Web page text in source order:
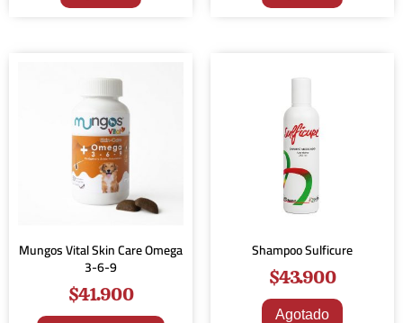
Mungos Vital Skin Care Omega
3-6-9
$41.900
Shampoo Sulficure
$43.900
Agotado